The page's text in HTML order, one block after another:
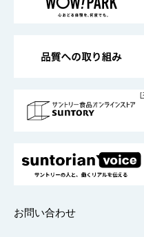
地域情報
サントリーサンバーズ
サントリーが考える
企業概要
採用情報
お問い合わせ